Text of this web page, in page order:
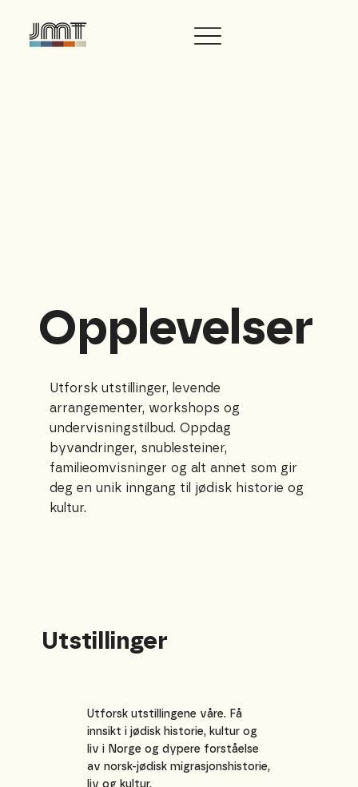
Opplevelser
Utforsk utstillinger, levende
arrangementer, workshops og
undervisningstilbud. Oppdag
byvandringer, snublesteiner,
familieomvisninger og alt annet som gir
deg en unik inngang til jødisk historie og
kultur.
Utstillinger
Utforsk utstillingene våre. Få
innsikt i jødisk historie, kultur og
liv i Norge og dypere forståelse
av norsk-jødisk migrasjonshistorie,
liv og kultur.